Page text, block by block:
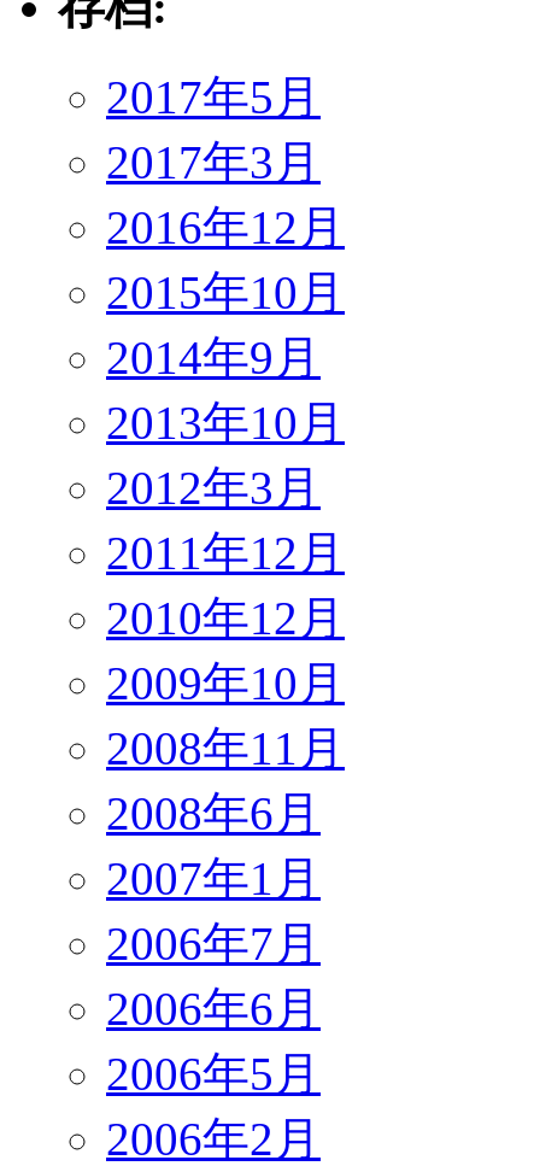
2017年5月
2017年3月
2016年12月
2015年10月
2014年9月
2013年10月
2012年3月
2011年12月
2010年12月
2009年10月
2008年11月
2008年6月
2007年1月
2006年7月
2006年6月
2006年5月
2006年2月